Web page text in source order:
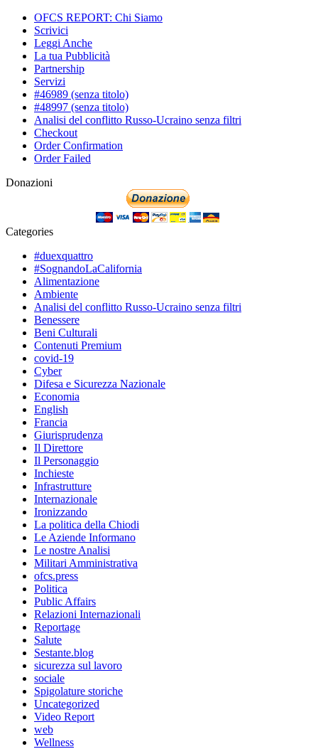
OFCS REPORT: Chi Siamo
Scrivici
Leggi Anche
La tua Pubblicità
Partnership
Servizi
#46989 (senza titolo)
#48997 (senza titolo)
Analisi del conflitto Russo-Ucraino senza filtri
Checkout
Order Confirmation
Order Failed
Donazioni
Categories
#duexquattro
#SognandoLaCalifornia
Alimentazione
Ambiente
Analisi del conflitto Russo-Ucraino senza filtri
Benessere
Beni Culturali
Contenuti Premium
covid-19
Cyber
Difesa e Sicurezza Nazionale
Economia
English
Francia
Giurisprudenza
Il Direttore
Il Personaggio
Inchieste
Infrastrutture
Internazionale
Ironizzando
La politica della Chiodi
Le Aziende Informano
Le nostre Analisi
Militari Amministrativa
ofcs.press
Politica
Public Affairs
Relazioni Internazionali
Reportage
Salute
Sestante.blog
sicurezza sul lavoro
sociale
Spigolature storiche
Uncategorized
Video Report
web
Wellness